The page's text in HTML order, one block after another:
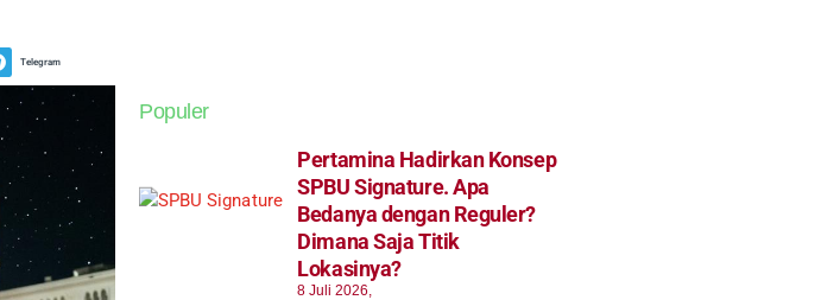
Telegram
Populer
Pertamina Hadirkan Konsep
SPBU Signature. Apa
Bedanya dengan Reguler?
Dimana Saja Titik
Lokasinya?
8 Juli 2026,